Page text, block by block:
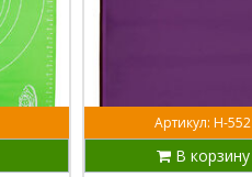
Артикул: Н-552
В корзину